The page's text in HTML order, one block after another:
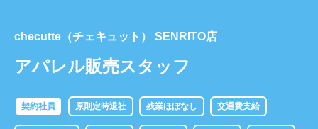
​checutte（チェキュット） SENRITO店
アパレル販売スタッフ
契約社員 原則定時退社 残業ほぼなし 交通費支給